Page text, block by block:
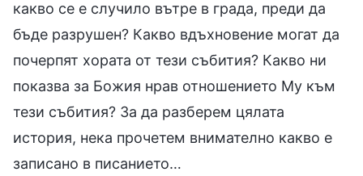
какво се е случило вътре в града, преди да
бъде разрушен? Какво вдъхновение могат да
почерпят хората от тези събития? Какво ни
показва за Божия нрав отношението Му към
тези събития? За да разберем цялата
история, нека прочетем внимателно какво е
записано в писанието…